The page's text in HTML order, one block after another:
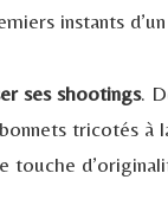
instants
ses shootings.
tricotés à
touche